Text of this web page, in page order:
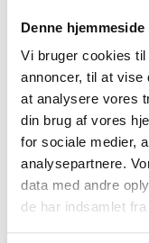
Denne
Vi bruger cookies
annoncer, til at vise
at analysere vores
din brug af vores
for sociale medier,
analysepartnere.
data med andre
de har indsamlet
kvalitet
Hos Planke-bord.dk
hylder. Læderremme
rummet et fantastisk
længde på hele 100
du en smal hylde er